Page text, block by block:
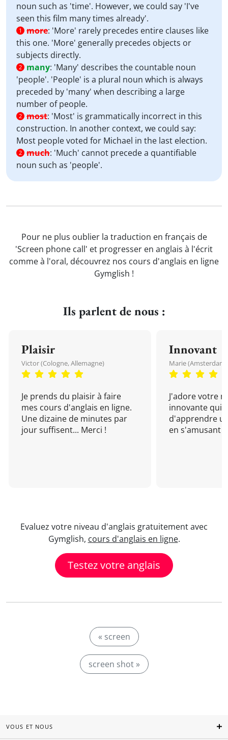
noun such as 'time'. However, we could say 'I've
seen this film many times already'.
1 more: 'More' rarely precedes entire clauses like
this one. 'More' generally precedes objects or
subjects directly.
2 many: 'Many' describes the countable noun
'people'. 'People' is a plural noun which is always
preceded by 'many' when describing a large
number of people.
2 most: 'Most' is grammatically incorrect in this
construction. In another context, we could say:
Most people voted for Michael in the last election.
2 much: 'Much' cannot precede a quantifiable
noun such as 'people'.
Pour ne plus oublier la traduction en français de
'Screen phone call' et progresser en anglais à l'écrit
comme à l'oral, découvrez nos cours d'anglais en ligne
Gymglish !
Ils parlent de nous :
Plaisir
Victor (Cologne, Allemagne)
Je prends du plaisir à faire
mes cours d'anglais en ligne.
Une dizaine de minutes par
jour suffisent... Merci !
Innovant
Marie (Amsterdam,
J'adore votre
innovante qui
d'apprendre
en s'amusant !
Evaluez votre niveau d'anglais gratuitement avec
Gymglish, cours d'anglais en ligne.
Testez votre anglais
« screen
screen shot »
VOUS ET NOUS